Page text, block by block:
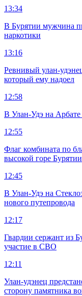
13:34
В Бурятии мужчина
наркотики
13:16
Ревнивый улан-
который ему надоел
12:58
В Улан-Удэ на Арбате
12:55
Флаг комбината по
высокой горе Бурятии
12:45
В Улан-Удэ на
нового путепровода
12:17
Гвардии сержант из
участие в СВО
12:11
Улан-удэнец
сторону памятника